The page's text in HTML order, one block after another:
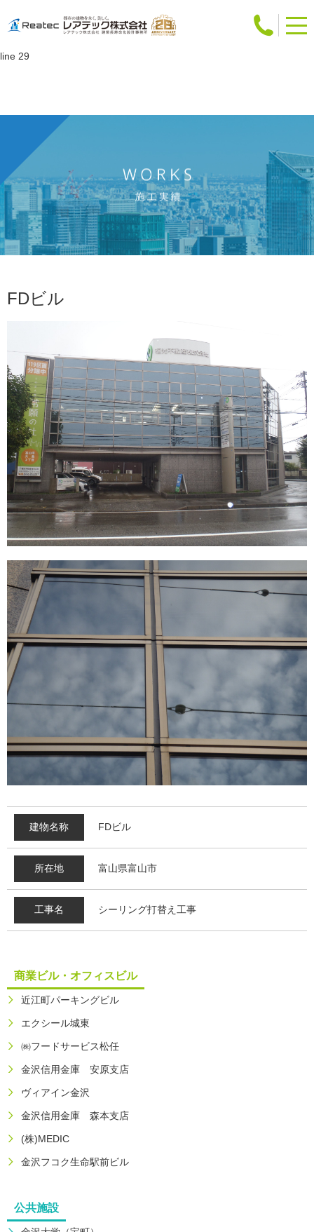
Warning: Attempt to read property "slug" on int in
/home/users/web12/0/5/0241250/www.reatec.co.jp/works/detail.php
line 29
FDビル
建物名称 FDビル
所在地 富山県富山市
工事名 シーリング打替え工事
商業ビル・オフィスビル
近江町パーキングビル
エクシール城東
㈱フードサービス松任
金沢信用金庫 安原支店
ヴィアイン金沢
金沢信用金庫 森本支店
(株)MEDIC
金沢フコク生命駅前ビル
公共施設